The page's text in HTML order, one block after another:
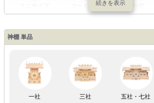
コードレス
LED灯 七色LED灯 和紙・絹製
神棚 単品
一社 三社 五社・七社